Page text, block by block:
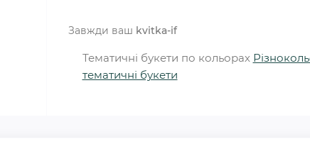
Завжди ваш kvitka-if
Тематичні букети по кольорах
тематичні букети